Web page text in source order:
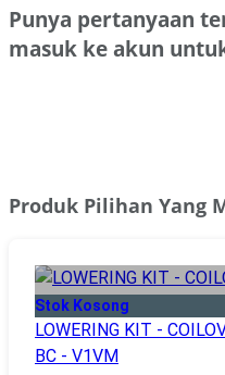
Punya pertanyaan
masuk ke akun
Produk Pilihan Yang
Stok Kosong
LOWERING KIT -
BC - V1VM